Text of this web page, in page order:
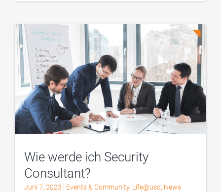
Wie werde ich Security
Consultant?
Juni 7, 2023 | Events & Community, Life@usd, News